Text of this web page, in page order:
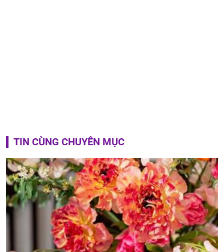
TIN CÙNG CHUYÊN MỤC